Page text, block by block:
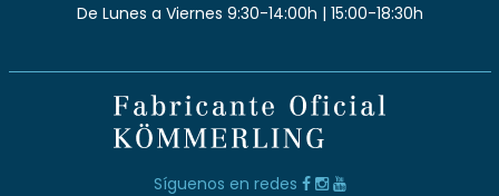
De Lunes a Viernes 9:30-14:00h | 15:00-18:30h
Síguenos en redes